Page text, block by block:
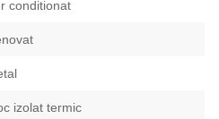
conditionat
izolat termic